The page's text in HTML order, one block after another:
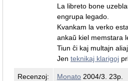
La libreto bone
engrupa legado.
Kvankam la verko
ankaŭ kiel memstara
Tiun ĉi kaj multajn
Jen teknikaj klarigoj
Recenzoj: Monato2004/3. 23p.